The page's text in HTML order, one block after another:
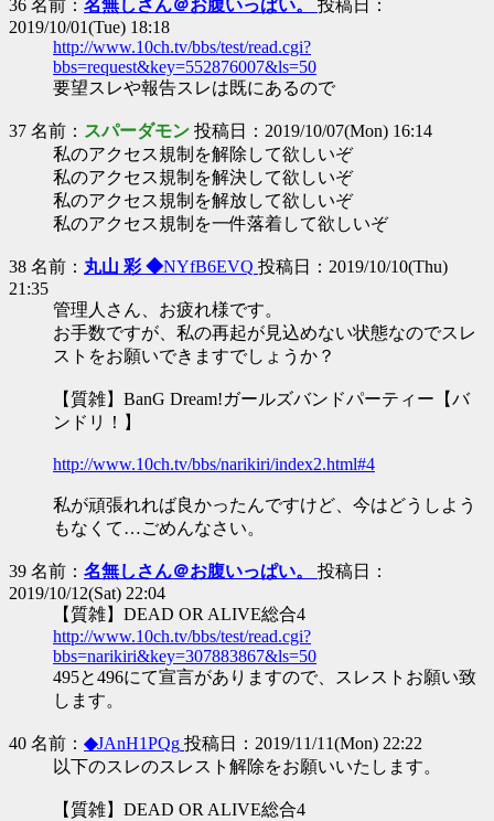
36 名前： 名無しさん＠お腹いっぱい。 投稿日：
2019/10/01(Tue) 18:18
http://www.10ch.tv/bbs/test/read.cgi?
bbs=request&key=552876007&ls=50
要望スレや報告スレは既にあるので
37 名前： スパーダモン 投稿日：2019/10/07(Mon) 16:14
私のアクセス規制を解除して欲しいぞ
私のアクセス規制を解決して欲しいぞ
私のアクセス規制を解放して欲しいぞ
私のアクセス規制を一件落着して欲しいぞ
38 名前： 丸山 彩 ◆NYfB6EVQ 投稿日：2019/10/10(Thu)
21:35
管理人さん、お疲れ様です。
お手数ですが、私の再起が見込めない状態なのでスレ
ストをお願いできますでしょうか？
【質雑】BanG Dream!ガールズバンドパーティー【バ
ンドリ！】
http://www.10ch.tv/bbs/narikiri/index2.html#4
私が頑張れれば良かったんですけど、今はどうしよう
もなくて…ごめんなさい。
39 名前： 名無しさん＠お腹いっぱい。 投稿日：
2019/10/12(Sat) 22:04
【質雑】DEAD OR ALIVE総合4
http://www.10ch.tv/bbs/test/read.cgi?
bbs=narikiri&key=307883867&ls=50
495と496にて宣言がありますので、スレストお願い致
します。
40 名前： ◆JAnH1PQg 投稿日：2019/11/11(Mon) 22:22
以下のスレのスレスト解除をお願いいたします。
【質雑】DEAD OR ALIVE総合4